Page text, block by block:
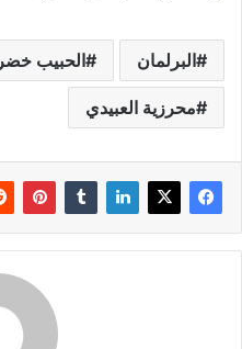
البرلمان الحبيب خضر
محرزية العبيدي